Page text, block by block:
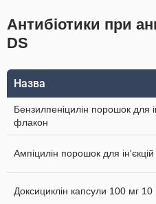
Антибіотики при
DS
Назва
Бензилпеніцилін порошок для
флакон
Ампіцилін порошок для
Доксициклін капсули 100 мг 10